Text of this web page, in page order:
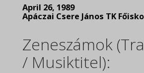
April 26, 1989
Apáczai Csere János TK
Zeneszámok
/ Musiktitel):